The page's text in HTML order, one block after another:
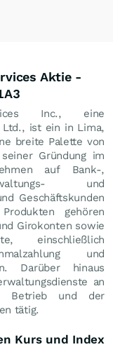
Aktie -
Inc., eine
Ltd., ist ein in Lima,
breite Palette von
Gründung im
auf Bank-,
und
Geschäftskunden
gehören
Girokonten sowie
einschließlich
und
Darüber hinaus
an
Betrieb und der
tätig.
Kurs und Index